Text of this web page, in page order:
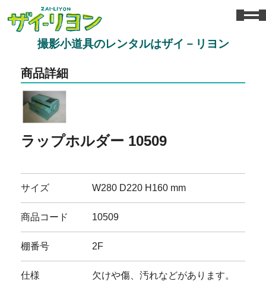
撮影小道具のレンタルはザイ－リヨン
商品詳細
ラップホルダー 10509
サイズ W280 D220 H160 mm
商品コード 10509
棚番号 2F
仕様
欠けや傷、汚れなどがあります。